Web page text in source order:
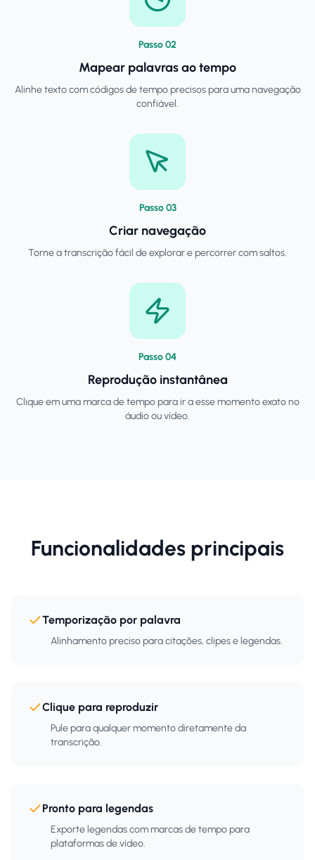
Passo02
Mapear palavras ao tempo
Alinhe texto com códigos de tempo precisos para uma navegação
confiável.
Passo03
Criar navegação
Torne a transcrição fácil de explorar e percorrer com saltos.
Passo04
Reprodução instantânea
Clique em uma marca de tempo para ir a esse momento exato no
áudio ou vídeo.
Funcionalidades principais
Temporização por palavra
Alinhamento preciso para citações, clipes e legendas.
Clique para reproduzir
Pule para qualquer momento diretamente da
transcrição.
Pronto para legendas
Exporte legendas com marcas de tempo para
plataformas de vídeo.